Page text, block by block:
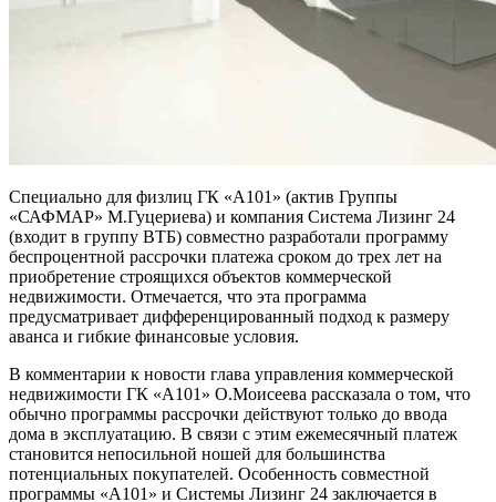
Специально для физлиц ГК «А101» (актив Группы
«САФМАР» М.Гуцериева) и компания Система Лизинг 24
(входит в группу ВТБ) совместно разработали программу
беспроцентной рассрочки платежа сроком до трех лет на
приобретение строящихся объектов коммерческой
недвижимости. Отмечается, что эта программа
предусматривает дифференцированный подход к размеру
аванса и гибкие финансовые условия.
В комментарии к новости глава управления коммерческой
недвижимости ГК «А101» О.Моисеева рассказала о том, что
обычно программы рассрочки действуют только до ввода
дома в эксплуатацию. В связи с этим ежемесячный платеж
становится непосильной ношей для большинства
потенциальных покупателей. Особенность совместной
программы «А101» и Системы Лизинг 24 заключается в